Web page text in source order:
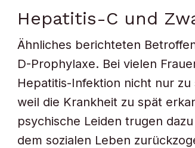
Hepatitis-C und
Ähnliches berichteten
D-Prophylaxe. Bei vielen
Hepatitis-Infektion nicht nur
weil die Krankheit zu spät
psychische Leiden trugen
dem sozialen Leben